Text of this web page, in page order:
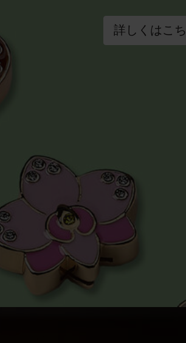
詳しくはこ